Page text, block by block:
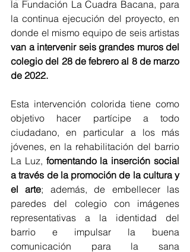
la Fundación La Cuadra Bacana, para
la continua ejecución del proyecto, en
van a intervenir seis grandes muros del
colegio del 28 de febrero al 8 de marzo
de 2022.
Esta intervención colorida tiene como
objetivo hacer partícipe a todo
ciudadano, en particular a los más
jóvenes, en la rehabilitación del barrio
La Luz, fomentando la inserción social
a través de la promoción de la cultura y
el arte; además, de embellecer las
paredes del colegio con imágenes
representativas a la identidad del
barrio e impulsar la buena
comunicación para la sana